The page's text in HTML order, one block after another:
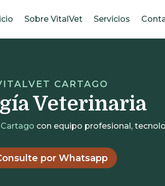
Sobre VitalVet Servicios
CARTAGO
Veterinaria
con equipo profesional,
por Whatsapp